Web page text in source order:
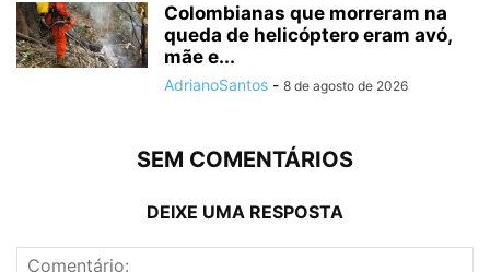
Colombianas que morreram na
queda de helicóptero eram avó,
mãe e...
AdrianoSantos - 8 de agosto de 2026
SEM COMENTÁRIOS
DEIXE UMA RESPOSTA